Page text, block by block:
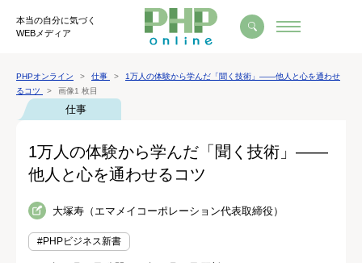
本当の自分に気づく
WEBメディア
PHPオンライン 仕事
1万人の体験から学んだ「聞く技術」――他人と心を通わせ
るコツ
画像1 枚目
仕事
1万人の体験から学んだ「聞く技術」――
他人と心を通わせるコツ
大塚寿（エマメイコーポレーション代表取締役）
#PHPビジネス新書